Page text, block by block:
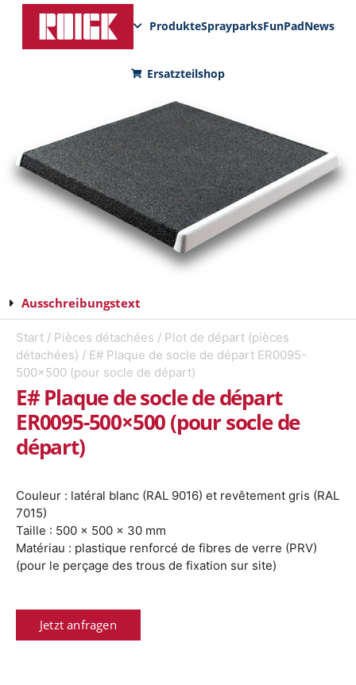
ProdukteSprayparksFunPadNews
Ersatzteilshop
Ausschreibungstext
Start / Pièces détachées / Plot de départ (pièces
détachées) / E# Plaque de socle de départ ER0095-
500×500 (pour socle de départ)
E# Plaque de socle de départ
ER0095-500×500 (pour socle de
départ)
Couleur : latéral blanc (RAL 9016) et revêtement gris (RAL
7015)
Taille : 500 x 500 x 30 mm
Matériau : plastique renforcé de fibres de verre (PRV)
(pour le perçage des trous de fixation sur site)
Jetzt anfragen